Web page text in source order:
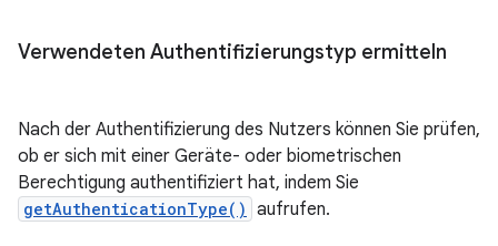
Verwendeten Authentifizierungstyp ermitteln
Nach der Authentifizierung des Nutzers können Sie prüfen,
ob er sich mit einer Geräte- oder biometrischen
Berechtigung authentifiziert hat, indem Sie
getAuthenticationType() aufrufen.